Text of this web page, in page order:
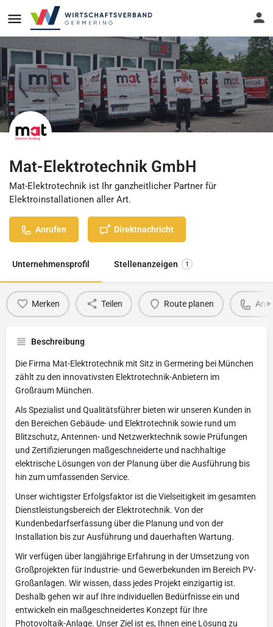
Mat-Elektrotechnik GmbH
Mat-Elektrotechnik ist Ihr ganzheitlicher Partner für
Elektroinstallationen aller Art.
Anrufen Direktnachricht
Unternehmensprofil Stellenanzeigen 1
Merken Teilen Route planen
Beschreibung
Die Firma Mat-Elektrotechnik mit Sitz in Germering bei München
zählt zu den innovativsten Elektrotechnik-Anbietern im
Großraum München.
Als Spezialist und Qualitätsführer bieten wir unseren Kunden in
den Bereichen Gebäude- und Elektrotechnik sowie rund um
Blitzschutz, Antennen- und Netzwerktechnik sowie Prüfungen
und Zertifizierungen maßgeschneiderte und nachhaltige
elektrische Lösungen von der Planung über die Ausführung bis
hin zum umfassenden Service.
Unser wichtigster Erfolgsfaktor ist die Vielseitigkeit im gesamten
Dienstleistungsbereich der Elektrotechnik. Von der
Kundenbedarfserfassung über die Planung und von der
Installation bis zur Ausführung und dauerhaften Wartung.
Wir verfügen über langjährige Erfahrung in der Umsetzung von
Großprojekten für Industrie- und Gewerbekunden im Bereich PV-
Großanlagen. Wir wissen, dass jedes Projekt einzigartig ist.
Deshalb gehen wir auf Ihre individuellen Bedürfnisse ein und
entwickeln ein maßgeschneidertes Konzept für Ihre
Photovoltaik-Anlage. Unser Ziel ist es, Ihnen eine Lösung zu